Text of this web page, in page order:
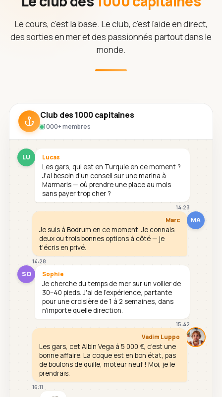
Le cours, c'est la base. Le club, c'est l'aide en direct,
des sorties en mer et des passionnés partout dans le
monde.
Club des 1000 capitaines
1000+ membres
LU Lucas
Les gars, qui est en Turquie en ce moment ?
J'ai besoin d'un conseil sur une marina à
Marmaris — où prendre une place au mois
sans payer trop cher ?
14:23
MA
Marc
Je suis à Bodrum en ce moment. Je connais
deux ou trois bonnes options à côté — je
t'écris en privé.
14:28
SO Sophie
Je cherche du temps de mer sur un voilier de
30–40 pieds. J'ai de l'expérience, partante
pour une croisière de 1 à 2 semaines, dans
n'importe quelle direction.
15:42
Vadim Luppo
Les gars, cet Albin Vega à 5 000 €, c'est une
bonne affaire. La coque est en bon état, pas
de boulons de quille, moteur neuf ! Moi, je le
prendrais.
16:11